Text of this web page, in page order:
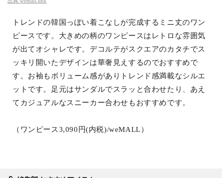
トレンドの韓国っぽい着こなしが完成するミニ丈のワン
ピースです。大きめの柄のワンピースはレトロな雰囲気
が出てオシャレです。デコルテがスクエアのカタチでス
ッキリ開いたデザインは華奢見えするのでおすすめで
す。お袖もボリューム感がありトレンド感満載なシルエ
ットです。足元はサンダルでスラッと合わせたり、あえ
てカジュアルなスニーカー合わせもおすすめです。
（ワンピース3,090円(内税)/weMALL）